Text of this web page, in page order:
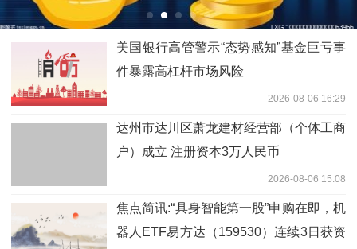
美国银行高管警示“态势感知”基金巨亏事
件暴露高杠杆市场风险
2026-08-06 16:29
达州市达川区萧龙建材经营部（个体工商
户）成立 注册资本3万人民币
2026-08-06 15:08
焦点简讯:“具身智能第一股”申购在即，机
器人ETF易方达（159530）连续3日获资